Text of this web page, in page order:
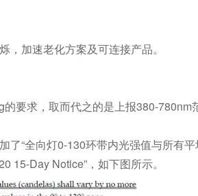
加速老化方案及可连接产品。
要求，取而代之的是上报380-780nm
“全向灯0-130环带内光强值与所有
15-Day Notice”，如下图所示。